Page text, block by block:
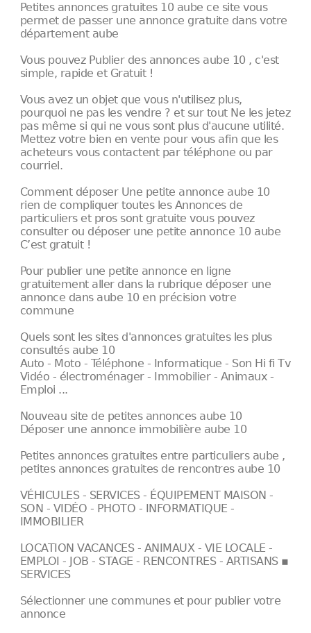
Petites annonces gratuites 10 aube ce site vous
permet de passer une annonce gratuite dans votre
département aube
Vous pouvez Publier des annonces aube 10 , c'est
simple, rapide et Gratuit !
Vous avez un objet que vous n'utilisez plus,
pourquoi ne pas les vendre ? et sur tout Ne les jetez
pas même si qui ne vous sont plus d'aucune utilité.
Mettez votre bien en vente pour vous afin que les
acheteurs vous contactent par téléphone ou par
courriel.
Comment déposer Une petite annonce aube 10
rien de compliquer toutes les Annonces de
particuliers et pros sont gratuite vous pouvez
consulter ou déposer une petite annonce 10 aube
C’est gratuit !
Pour publier une petite annonce en ligne
gratuitement aller dans la rubrique déposer une
annonce dans aube 10 en précision votre
commune
Quels sont les sites d'annonces gratuites les plus
consultés aube 10
Auto - Moto - Téléphone - Informatique - Son Hi fi Tv
Vidéo - électroménager - Immobilier - Animaux -
Emploi ...
Nouveau site de petites annonces aube 10
Déposer une annonce immobilière aube 10
Petites annonces gratuites entre particuliers aube ,
petites annonces gratuites de rencontres aube 10
VÉHICULES - SERVICES - ÉQUIPEMENT MAISON -
SON - VIDÉO - PHOTO - INFORMATIQUE -
IMMOBILIER
LOCATION VACANCES - ANIMAUX - VIE LOCALE -
EMPLOI - JOB - STAGE - RENCONTRES - ARTISANS ▪
SERVICES
Sélectionner une communes et pour publier votre
annonce